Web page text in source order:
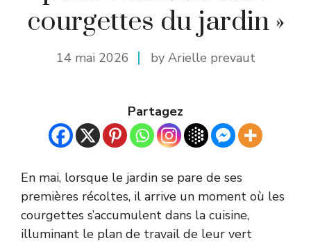
courgettes du jardin »
14 mai 2026 by Arielle prevaut
Partagez
En mai, lorsque le jardin se pare de ses
premières récoltes, il arrive un moment où les
courgettes s’accumulent dans la cuisine,
illuminant le plan de travail de leur vert